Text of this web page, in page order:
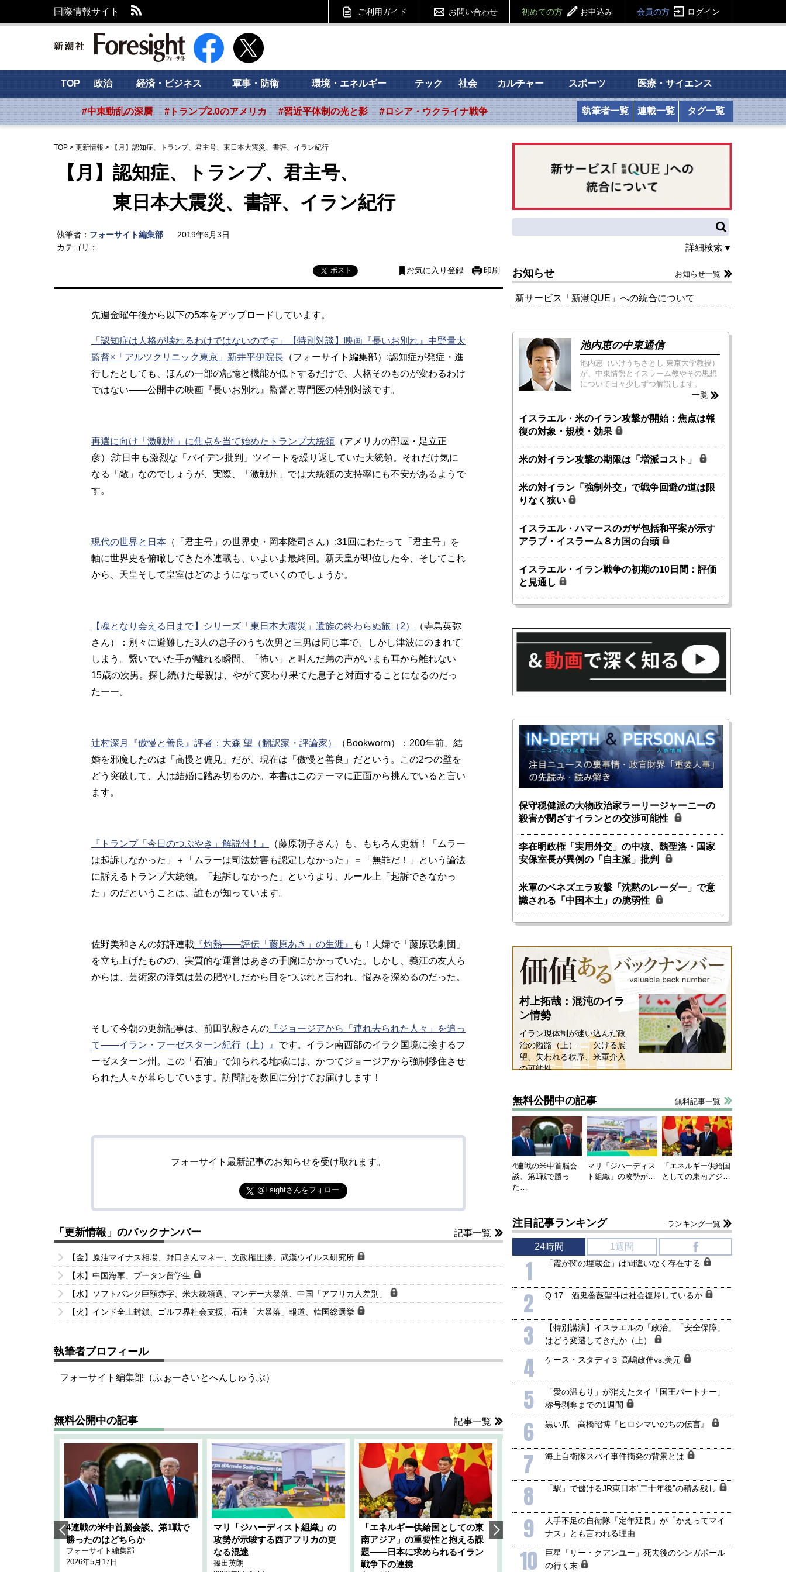
国際情報サイト ご利用ガイド お問い合わせ 初めての方 お申込み 会員の方 ログイン
新潮社 Foresight フォーサイト
TOP 政治 経済・ビジネス 軍事・防衛 環境・エネルギー テック 社会 カルチャー スポーツ 医療・サイエンス
#中東動乱の深層 #トランプ2.0のアメリカ #習近平体制の光と影 #ロシア・ウクライナ戦争 執筆者一覧 連載一覧 タグ一覧
TOP > 更新情報 > 【月】認知症、トランプ、君主号、東日本大震災、書評、イラン紀行
【月】認知症、トランプ、君主号、
東日本大震災、書評、イラン紀行
執筆者： フォーサイト編集部
2019年6月3日
カテゴリ：
ポスト お気に入り登録 印刷
先週金曜午後から以下の5本をアップロードしています。
「認知症は人格が壊れるわけではないのです」【特別対談】映画『長いお別れ』中野量太
監督×「アルツクリニック東京」新井平伊院長 （フォーサイト編集部）:認知症が発症・進
行したとしても、ほんの一部の記憶と機能が低下するだけで、人格そのものが変わるわけ
ではない――公開中の映画『長いお別れ』監督と専門医の特別対談です。
再選に向け「激戦州」に焦点を当て始めたトランプ大統領 （アメリカの部屋・足立正
彦）:訪日中も激烈な「バイデン批判」ツイートを繰り返していた大統領。それだけ気に
なる「敵」なのでしょうが、実際、「激戦州」では大統領の支持率にも不安があるようで
す。
現代の世界と日本 （「君主号」の世界史・岡本隆司さん）:31回にわたって「君主号」を
軸に世界史を俯瞰してきた本連載も、いよいよ最終回。新天皇が即位した今、そしてこれ
から、天皇そして皇室はどのようになっていくのでしょうか。
【魂となり会える日まで】シリーズ「東日本大震災」遺族の終わらぬ旅（2）
（寺島英弥
さん）：別々に避難した3人の息子のうち次男と三男は同じ車で、しかし津波にのまれて
しまう。繋いでいた手が離れる瞬間、「怖い」と叫んだ弟の声がいまも耳から離れない
15歳の次男。探し続けた母親は、やがて変わり果てた息子と対面することになるのだっ
たーー。
辻村深月『傲慢と善良』評者：大森 望（翻訳家・評論家）
（Bookworm）：200年前、結
婚を邪魔したのは「高慢と偏見」だが、現在は「傲慢と善良」だという。この2つの壁を
どう突破して、人は結婚に踏み切るのか。本書はこのテーマに正面から挑んでいると言い
ます。
『トランプ「今日のつぶやき」解説付！』
（藤原朝子さん）も、もちろん更新！「ムラー
は起訴しなかった」＋「ムラーは司法妨害も認定しなかった」＝「無罪だ！」という論法
に訴えるトランプ大統領。「起訴しなかった」というより、ルール上「起訴できなかっ
た」のだということは、誰もが知っています。
佐野美和さんの好評連載 『灼熱――評伝「藤原あき」の生涯』
も！夫婦で「藤原歌劇団」
を立ち上げたものの、実質的な運営はあきの手腕にかかっていた。しかし、義江の友人ら
からは、芸術家の浮気は芸の肥やしだから目をつぶれと言われ、悩みを深めるのだった。
そして今朝の更新記事は、前田弘毅さんの 『ジョージアから「連れ去られた人々」を追っ
て――イラン・フーゼスターン紀行（上）』 です。イラン南西部のイラク国境に接するフ
ーゼスターン州。この「石油」で知られる地域には、かつてジョージアから強制移住させ
られた人々が暮らしています。訪問記を数回に分けてお届けします！
フォーサイト最新記事のお知らせを受け取れます。
@Fsightさんをフォロー
「更新情報」のバックナンバー 記事一覧
【金】原油マイナス相場、野口さんマネー、文政権圧勝、武漢ウイルス研究所
【木】中国海軍、ブータン留学生
【水】ソフトバンク巨額赤字、米大統領選、マンデー大暴落、中国「アフリカ人差別」
【火】インド全土封鎖、ゴルフ界社会支援、石油「大暴落」報道、韓国総選挙
執筆者プロフィール
フォーサイト編集部（ふぉーさいとへんしゅうぶ）
無料公開中の記事 記事一覧
4連戦の米中首脳会談、第1戦で
勝ったのはどちらか
フォーサイト編集部
2026年5月17日
マリ「ジハーディスト組織」の
攻勢が示唆する西アフリカの更
なる混迷
篠田英朗
「エネルギー供給国としての東
南アジア」の重要性と抱える課
題――日本に求められるイラン
戦争下の連携
韓国にも理解してほしい「極東
1905年体制」における日米韓安
全保障協力の意味
千々和泰明
ホルムズ海峡危機で加速したエ
行き着くリスク
詳細検索▼
お知らせ お知らせ一覧
新サービス「新潮QUE」への統合について
池内恵の中東通信
池内恵（いけうちさとし 東京大学教授）
が、中東情勢とイスラーム教やその思想
について日々少しずつ解説します。
一覧
イスラエル・米のイラン攻撃が開始：焦点は報
復の対象・規模・効果
米の対イラン攻撃の期限は「増派コスト」
米の対イラン「強制外交」で戦争回避の道は限
りなく狭い
イスラエル・ハマースのガザ包括和平案が示す
アラブ・イスラーム８カ国の台頭
イスラエル・イラン戦争の初期の10日間：評価
と見通し
保守穏健派の大物政治家ラーリージャーニーの
殺害が閉ざすイランとの交渉可能性
李在明政権「実用外交」の中核、魏聖洛・国家
安保室長が異例の「自主派」批判
米軍のベネズエラ攻撃「沈黙のレーダー」で意
識される「中国本土」の脆弱性
村上拓哉：混沌のイラ
ン情勢
イラン現体制が迷い込んだ政
治の隘路（上）――欠ける展
望、失われる秩序、米軍介入
の可能性
無料公開中の記事 無料記事一覧
4連戦の米中首脳会
談、第1戦で勝っ
た…
マリ「ジハーディス
ト組織」の攻勢が…
「エネルギー供給国
としての東南アジ…
注目記事ランキング ランキング一覧
24時間 1週間
1 「霞が関の埋蔵金」は間違いなく存在する
2 Q.17 酒鬼薔薇聖斗は社会復帰しているか
3
【特別講演】イスラエルの「政治」「安全保障」
はどう変遷してきたか（上）
4 ケース・スタディ３ 高嶋政伸vs.美元
5
「愛の温もり」が消えたタイ「国王パートナー」
称号剥奪までの1週間
6 黒い爪 高橋昭博『ヒロシマいのちの伝言』
7 海上自衛隊スパイ事件摘発の背景とは
8 「駅」で儲けるJR東日本“二十年後”の積み残し
9
人手不足の自衛隊「定年延長」が「かえってマイ
ナス」とも言われる理由
10
巨星「リー・クアンユー」死去後のシンガポール
の行く末